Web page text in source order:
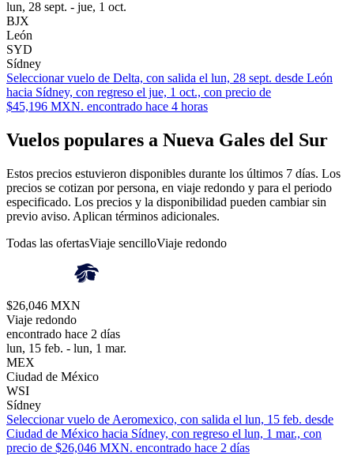
lun, 28 sept. - jue, 1 oct.
BJX
León
SYD
Sídney
Seleccionar vuelo de Delta, con salida el lun, 28 sept. desde León
hacia Sídney, con regreso el jue, 1 oct., con precio de
$45,196 MXN. encontrado hace 4 horas
Vuelos populares a Nueva Gales del Sur
Estos precios estuvieron disponibles durante los últimos 7 días. Los
precios se cotizan por persona, en viaje redondo y para el periodo
especificado. Los precios y la disponibilidad pueden cambiar sin
previo aviso. Aplican términos adicionales.
Todas las ofertasViaje sencilloViaje redondo
$26,046 MXN
Viaje redondo
encontrado hace 2 días
lun, 15 feb. - lun, 1 mar.
MEX
Ciudad de México
WSI
Sídney
Seleccionar vuelo de Aeromexico, con salida el lun, 15 feb. desde
Ciudad de México hacia Sídney, con regreso el lun, 1 mar., con
precio de $26,046 MXN. encontrado hace 2 días